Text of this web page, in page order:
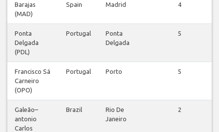
Barajas
(MAD)
Spain Madrid
4
Ponta
Delgada
(PDL)
Portugal
Ponta
Delgada
5
Francisco Sá
Carneiro
(OPO)
Portugal Porto
5
Galeão–
antonio
Carlos
Brazil
Rio De
Janeiro
2